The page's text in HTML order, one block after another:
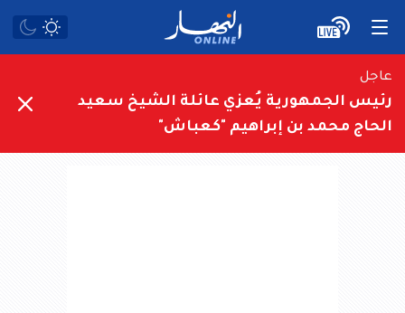
عاجل
رئيس الجمهورية يُعزي عائلة الشيخ سعيد
الحاج محمد بن إبراهيم "كعباش"